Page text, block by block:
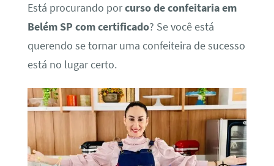
Está procurando porcurso de confeitaria em
Belém SP com certificado? Se você está
querendo se tornar uma confeiteira de sucesso
está no lugar certo.